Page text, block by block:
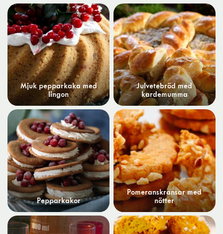
Mjuk pepparkaka med
lingon
Julvetebröd med
kardemumma
Pepparkakor
Pomeranskransar med
nötter